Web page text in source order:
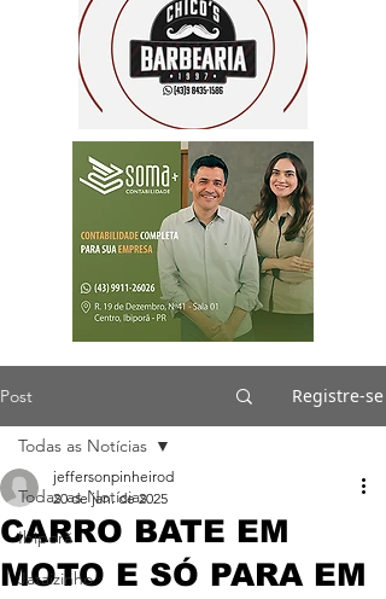
Post Registre-se
Todas as Notícias
Ibiporã
Jataizinho
Todas as Notícias
CARRO BATE EM
MOTO E SÓ PARA EM
jeffersonpinheirod
20 de jan. de 2025